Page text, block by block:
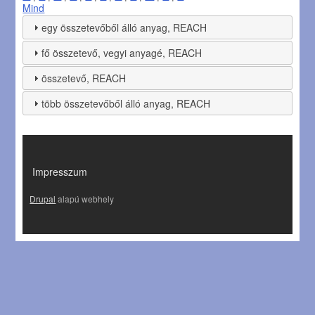
Mind
egy összetevőből álló anyag, REACH
fő összetevő, vegyi anyagé, REACH
összetevő, REACH
több összetevőből álló anyag, REACH
Impresszum
Drupal alapú webhely